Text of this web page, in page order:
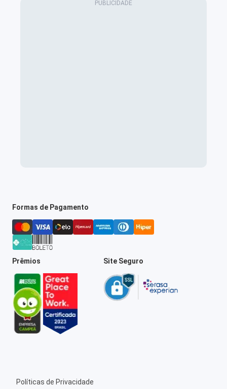
Formas de Pagamento
Prêmios Site Seguro
Políticas de Privacidade